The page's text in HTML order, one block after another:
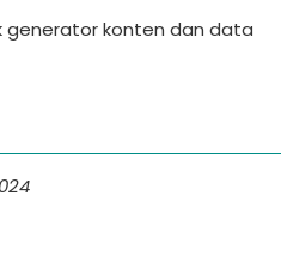
generator konten dan data